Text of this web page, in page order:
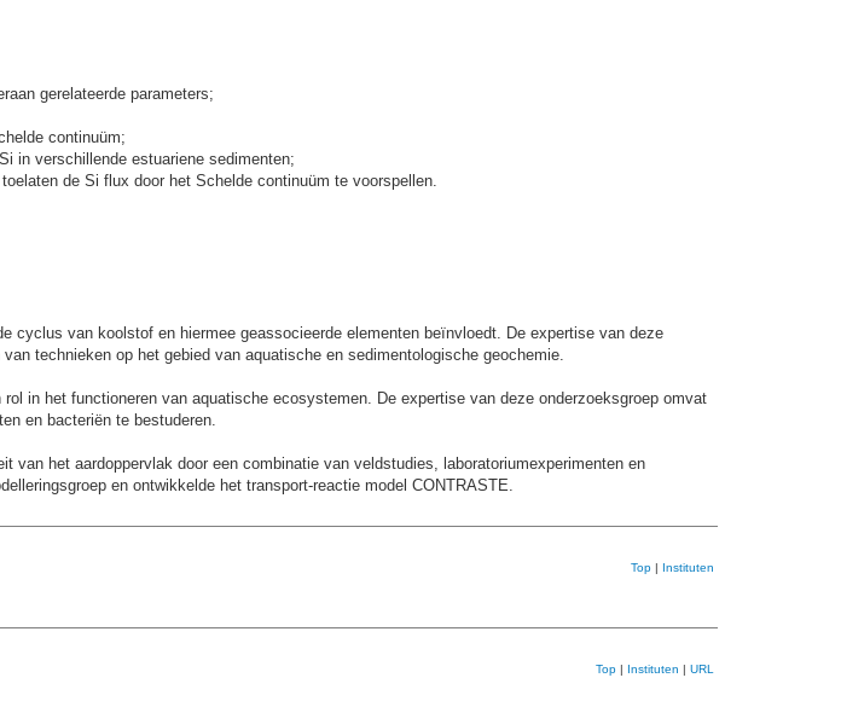
gerelateerde parameters;
continuüm;
in verschillende estuariene sedimenten;
de Si flux door het Schelde continuüm te voorspellen.
cyclus van koolstof en hiermee geassocieerde elementen beïnvloedt. De expertise van deze
technieken op het gebied van aquatische en sedimentologische geochemie.
in het functioneren van aquatische ecosystemen. De expertise van deze onderzoeksgroep omvat
en bacteriën te bestuderen.
van het aardoppervlak door een combinatie van veldstudies, laboratoriumexperimenten en
en ontwikkelde het transport-reactie model CONTRASTE.
Top | Instituten
Top | Instituten | URL